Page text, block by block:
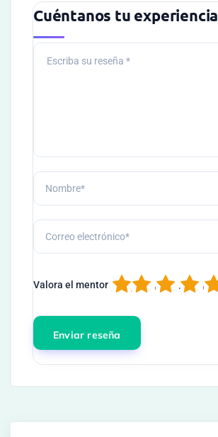
Cuéntanos tu experiencia
Valora el mentor 5
4
3
2
1